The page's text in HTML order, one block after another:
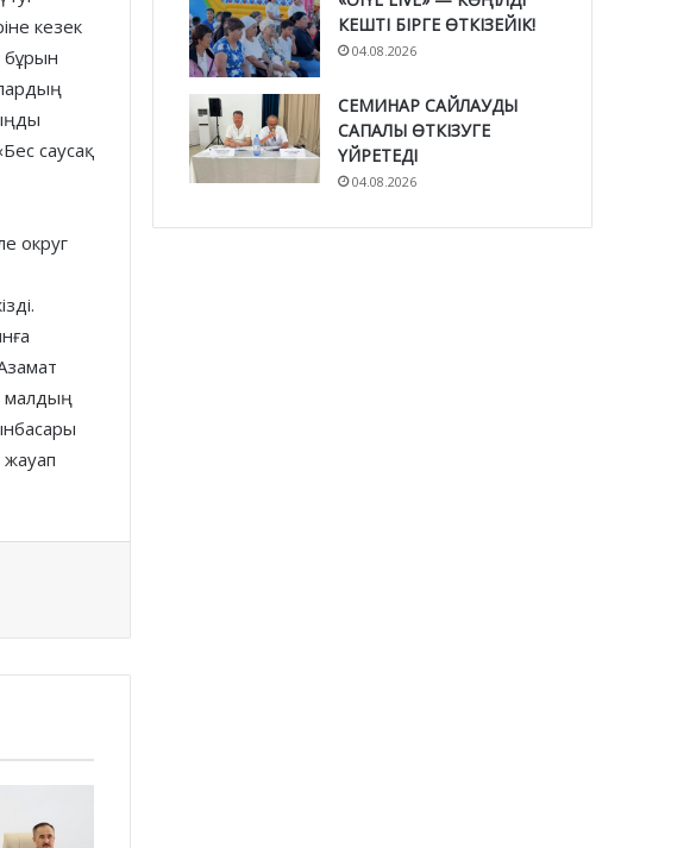
кезек
бұрын
саусақ
округ
малдың
жауап
КЕШТІ БІРГЕ ӨТКІЗЕЙІК!
04.08.2026
СЕМИНАР САЙЛАУДЫ
САПАЛЫ ӨТКІЗУГЕ
ҮЙРЕТЕДІ
04.08.2026